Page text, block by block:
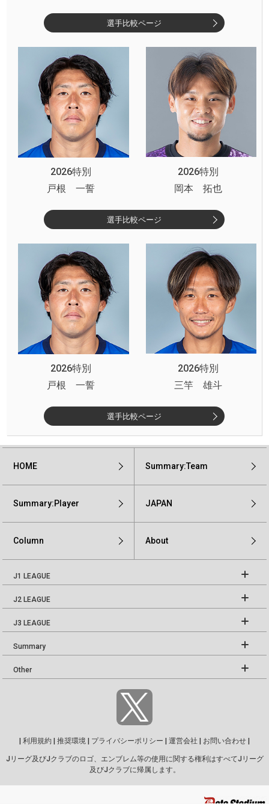
選手比較ページ
2026特別
2026特別
戸根 一誓
岡本 拓也
選手比較ページ
2026特別
2026特別
戸根 一誓
三竿 雄斗
選手比較ページ
HOME Summary:Team
Summary:Player JAPAN
Column About
J1 LEAGUE
J2 LEAGUE
J3 LEAGUE
Summary
Other
利用規約 推奨環境 プライバシーポリシー 運営会社 お問い合わせ
Jリーグ及びJクラブのロゴ、エンブレム等の使用に関する権利はすべてJリーグ
及びJクラブに帰属します。